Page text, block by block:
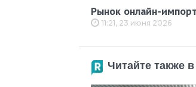
Рынок онлайн-
11:21, 23 июня 2026
Читайте также